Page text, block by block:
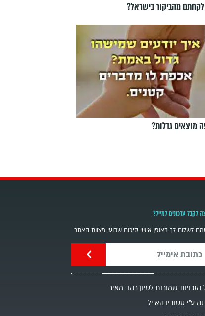
מהביקור בישראל?
מוצאים גדלות?
לקבל עדכונים למייל?
לשלוח לך באופן אישי סיכום שבועי מצוות האתר
הזכויות שמורות לסיון רהב-מאיר
ע"י סטודיו האייל